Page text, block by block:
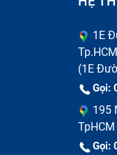
Nếu
sẽ là
đánh
Dưới
1E
Tp.HCM
(1E
Gọi:
195
TpHCM
Gọi: